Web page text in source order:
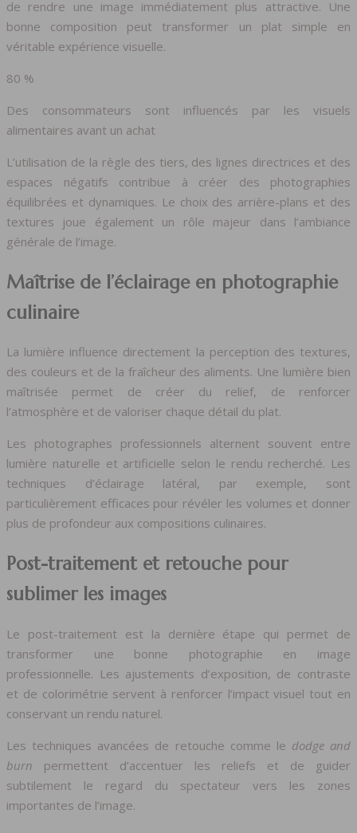
de rendre une image immédiatement plus attractive. Une
bonne composition peut transformer un plat simple en
véritable expérience visuelle.
80 %
Des consommateurs sont influencés par les visuels
alimentaires avant un achat
L’utilisation de la règle des tiers, des lignes directrices et des
espaces négatifs contribue à créer des photographies
équilibrées et dynamiques. Le choix des arrière-plans et des
textures joue également un rôle majeur dans l’ambiance
générale de l’image.
Maîtrise de l’éclairage en photographie
culinaire
La lumière influence directement la perception des textures,
des couleurs et de la fraîcheur des aliments. Une lumière bien
maîtrisée permet de créer du relief, de renforcer
l’atmosphère et de valoriser chaque détail du plat.
Les photographes professionnels alternent souvent entre
lumière naturelle et artificielle selon le rendu recherché. Les
techniques d’éclairage latéral, par exemple, sont
particulièrement efficaces pour révéler les volumes et donner
plus de profondeur aux compositions culinaires.
Post-traitement et retouche pour
sublimer les images
Le post-traitement est la dernière étape qui permet de
transformer une bonne photographie en image
professionnelle. Les ajustements d’exposition, de contraste
et de colorimétrie servent à renforcer l’impact visuel tout en
conservant un rendu naturel.
Les techniques avancées de retouche comme le dodge and
burn permettent d’accentuer les reliefs et de guider
subtilement le regard du spectateur vers les zones
importantes de l’image.